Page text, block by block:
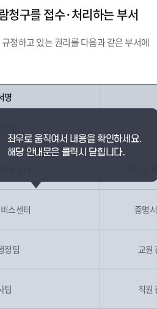
청구를 접수·처리하는 부서
정하고 있는 권리를 다음과 같은 부서에
명
원센터
스센터 증명
정팀 교원
팀 직원